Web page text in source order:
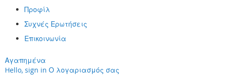
Προφίλ
Συχνές Ερωτήσεις
Επικοινωνία
Αγαπημένα
Hello, sign in Ο λογαριασμός σας